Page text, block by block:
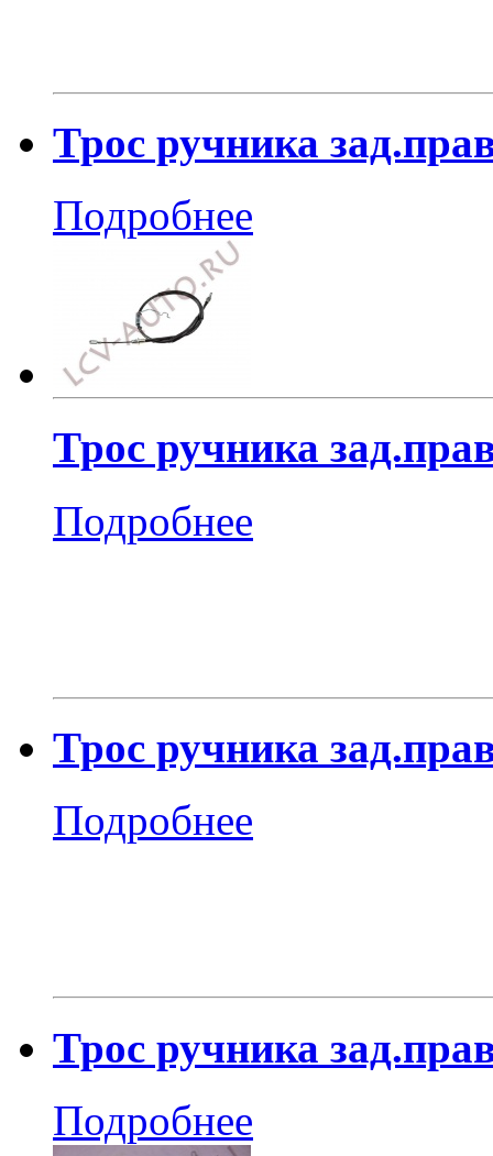
Трос ручника
Подробнее
Трос ручника
Подробнее
Трос ручника
Подробнее
Трос ручника
Подробнее